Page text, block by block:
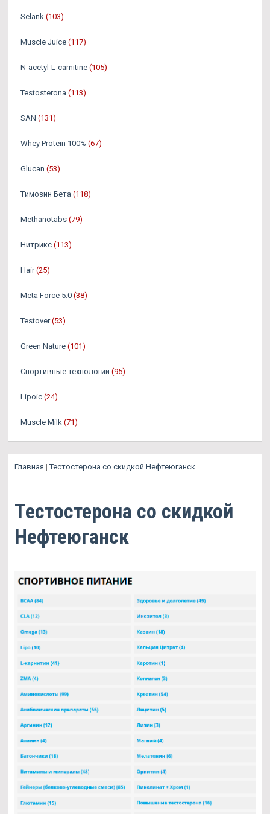
Selank (103)
Muscle Juice (117)
N-acetyl-L-carnitine (105)
Testosterona (113)
SAN (131)
Whey Protein 100% (67)
Glucan (53)
Tимозин Бета (118)
Methanotabs (79)
Нитрикс (113)
Hair (25)
Meta Force 5.0 (38)
Testover (53)
Green Nature (101)
Спортивные технологии (95)
Lipoic (24)
Muscle Milk (71)
Главная |Тестостерона со скидкой Нефтеюганск
Тестостерона со скидкой
Нефтеюганск